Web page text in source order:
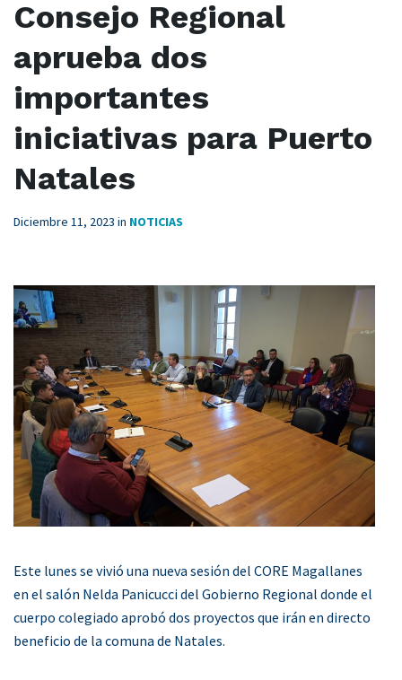
Consejo Regional
aprueba dos
importantes
iniciativas para Puerto
Natales
Diciembre 11, 2023 in NOTICIAS
Este lunes se vivió una nueva sesión del CORE Magallanes
en el salón Nelda Panicucci del Gobierno Regional donde el
cuerpo colegiado aprobó dos proyectos que irán en directo
beneficio de la comuna de Natales.